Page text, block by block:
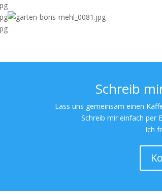
Schreib
Lass uns gemeinsam einen
Schreib mir einfach per
Ich